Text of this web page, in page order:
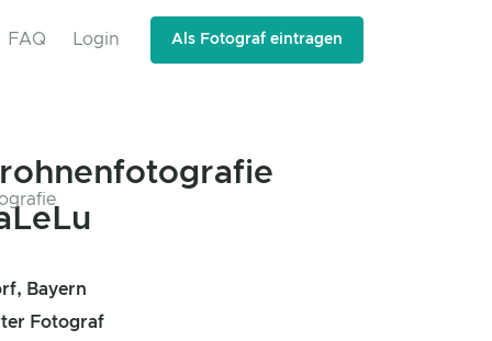
FAQ Login Als Fotograf eintragen
Bayern
Fotograf